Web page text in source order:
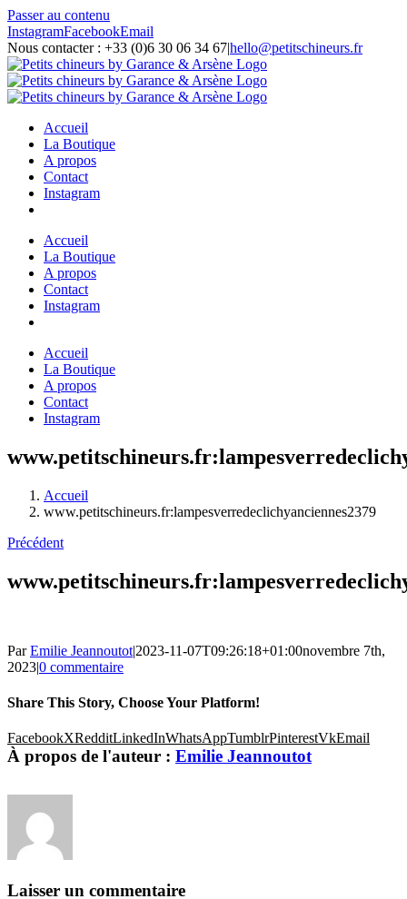
Passer au contenu
InstagramFacebookEmail
Nous contacter : +33 (0)6 30 06 34 67|hello@petitschineurs.fr
Accueil
La Boutique
A propos
Contact
Instagram
Accueil
La Boutique
A propos
Contact
Instagram
Accueil
La Boutique
A propos
Contact
Instagram
Accueil
www.petitschineurs.fr:lampesverredeclichyanciennes2379
Précédent
ParEmilie Jeannoutot|2023-11-07T09:26:18+01:00novembre 7th,
2023|0 commentaire
Share This Story, Choose Your Platform!
FacebookXRedditLinkedInWhatsAppTumblrPinterestVkEmail
À propos de l'auteur : Emilie Jeannoutot
Laisser un commentaire